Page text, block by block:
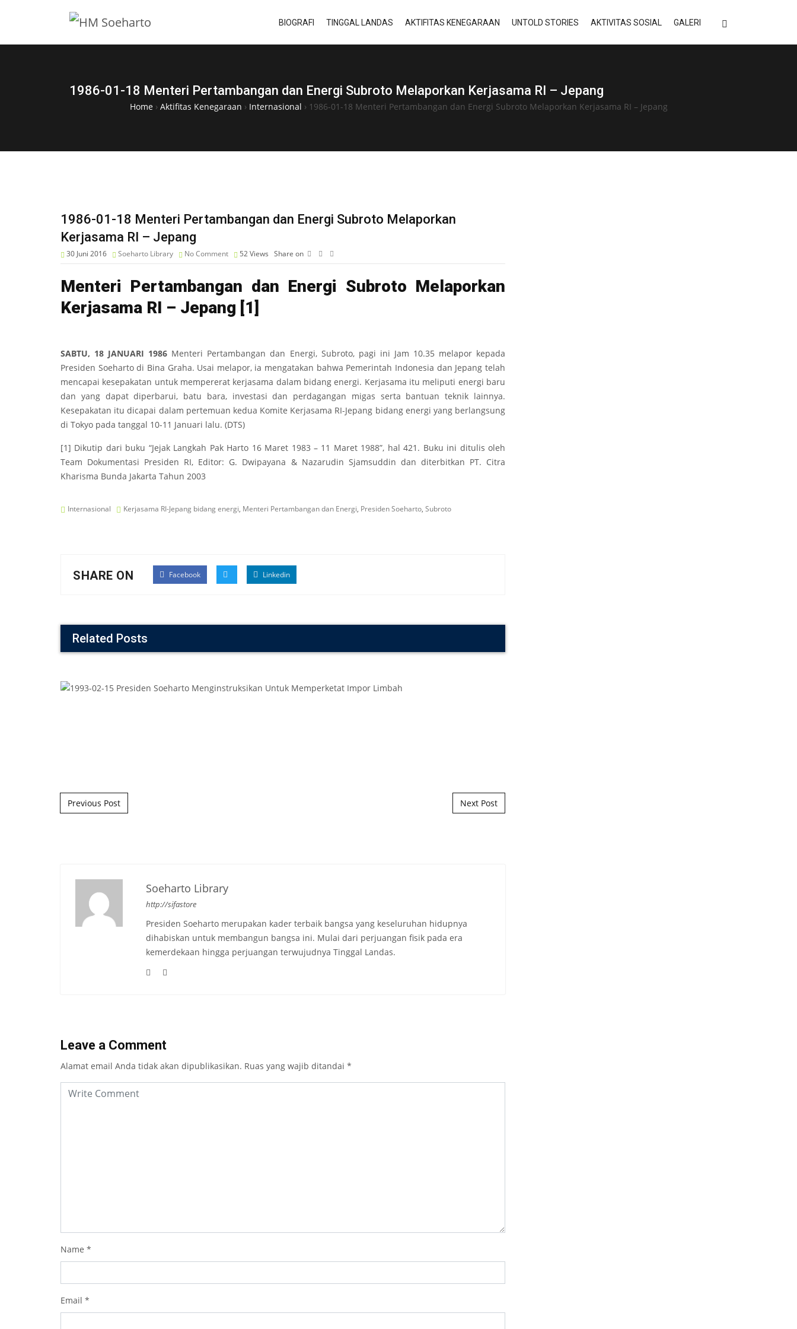
BIOGRAFI TINGGAL LANDAS AKTIFITAS KENEGARAAN UNTOLD STORIES AKTIVITAS SOSIAL GALERI
1986-01-18 Menteri Pertambangan dan Energi Subroto Melaporkan Kerjasama RI – Jepang
Home› Aktifitas Kenegaraan › Internasional › 1986-01-18 Menteri Pertambangan dan Energi Subroto Melaporkan Kerjasama RI – Jepang
1986-01-18 Menteri Pertambangan dan Energi Subroto Melaporkan
Kerjasama RI – Jepang
30 Juni 2016 Soeharto Library No Comment 52Views Share on
Menteri Pertambangan dan Energi Subroto Melaporkan
Kerjasama RI – Jepang [1]
SABTU, 18 JANUARI 1986 Menteri Pertambangan dan Energi, Subroto, pagi ini Jam 10.35 melapor kepada
Presiden Soeharto di Bina Graha. Usai melapor, ia mengatakan bahwa Pemerintah Indonesia dan Jepang telah
mencapai kesepakatan untuk mempererat kerjasama dalam bidang energi. Kerjasama itu meliputi energi baru
dan yang dapat diperbarui, batu bara, investasi dan perdagangan migas serta bantuan teknik lainnya.
Kesepakatan itu dicapai dalam pertemuan kedua Komite Kerjasama RI-Jepang bidang energi yang berlangsung
di Tokyo pada tanggal 10-11 Januari lalu. (DTS)
[1] Dikutip dari buku “Jejak Langkah Pak Harto 16 Maret 1983 – 11 Maret 1988”, hal 421. Buku ini ditulis oleh
Team Dokumentasi Presiden RI, Editor: G. Dwipayana & Nazarudin Sjamsuddin dan diterbitkan PT. Citra
Kharisma Bunda Jakarta Tahun 2003
Internasional Kerjasama RI-Jepang bidang energi, Menteri Pertambangan dan Energi, Presiden Soeharto, Subroto
SHARE ON Facebook Linkedin
Related Posts
Post navigation
Previous Post Next Post
Soeharto Library
http://sifastore
Presiden Soeharto merupakan kader terbaik bangsa yang keseluruhan hidupnya
dihabiskan untuk membangun bangsa ini. Mulai dari perjuangan fisik pada era
kemerdekaan hingga perjuangan terwujudnya Tinggal Landas.
Leave a Comment
Alamat email Anda tidak akan dipublikasikan. Ruas yang wajib ditandai *
Name *
Email *